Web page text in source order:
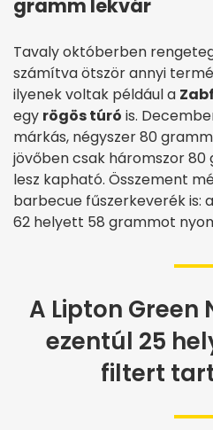
gramm lekvár
Tavaly októberben
számítva ötször annyi
ilyenek voltak például a
egy rögös túró is.
márkás, négyszer 80
jövőben csak háromszor
lesz kapható. Összement
barbecue fűszerkeverék is:
62 helyett 58 grammot
A Lipton Green
ezentúl 25
filtert